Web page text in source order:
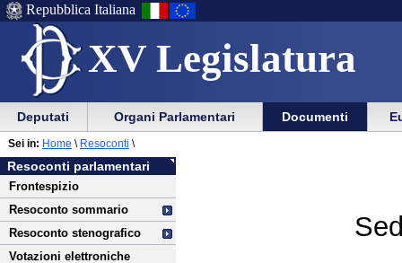
XV Legislatura
Menu
di
ausilio
alla
navigazione
Vai
Menu
di
navigazione
principale
Repubblica Italiana
Menu
di
navigazione
principale
Vai
menu
di
sezione
Deputati Organi Parlamentari Documenti
Vai
al
contenuto
Resoconti parlamentari
Frontespizio
Resoconto sommario
Resoconto stenografico
Votazioni elettroniche
Sei in: Home \ Resoconti \